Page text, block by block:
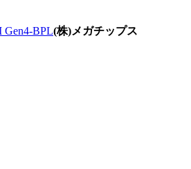
Gen4-BPL(株)メガチップス